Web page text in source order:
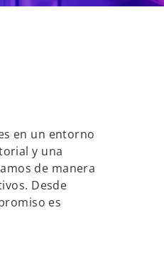
en un entorno
y una
de manera
Desde
es